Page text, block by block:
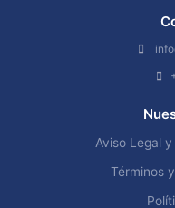
Aviso Legal
Términos